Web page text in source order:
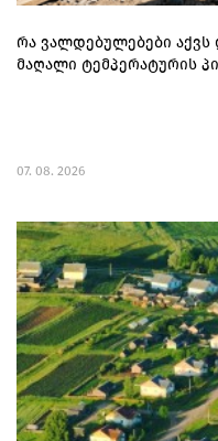
რა ვალდებულებები აქვს
მაღალი ტემპერატურის
07. 08. 2026